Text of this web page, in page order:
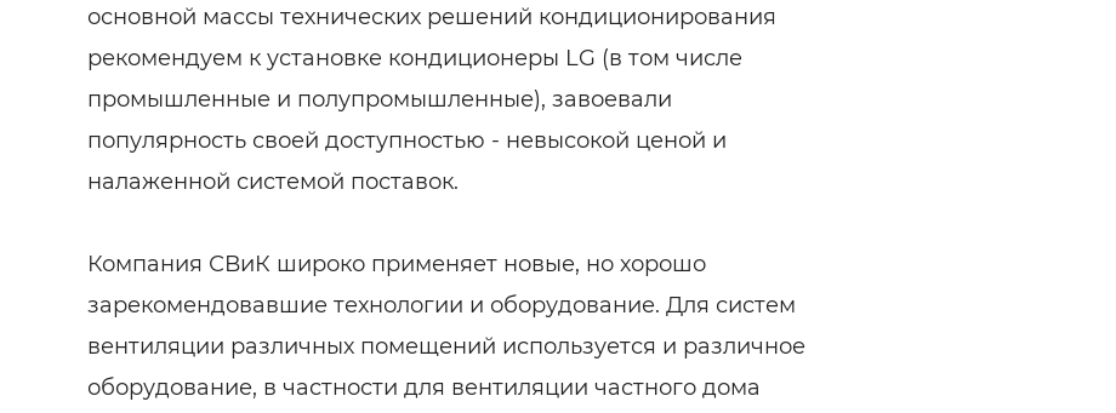
основной массы технических решений кондиционирования
рекомендуем к установке кондиционеры LG (в том числе
промышленные и полупромышленные), завоевали
популярность своей доступностью - невысокой ценой и
налаженной системой поставок.
Компания СВиК широко применяет новые, но хорошо
зарекомендовавшие технологии и оборудование. Для систем
вентиляции различных помещений используется и различное
оборудование, в частности для вентиляции частного дома